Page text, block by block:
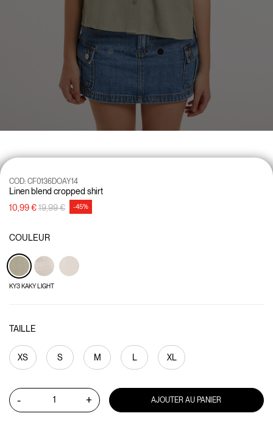
Linen blend cropped shirt
COD: CF0136DOAY14
10,99 €Prix réduit de
19,99 €à -45%
COULEUR
KY3 KAKY LIGHT
TAILLE
XS S M L XL
- + AJOUTER AU PANIER